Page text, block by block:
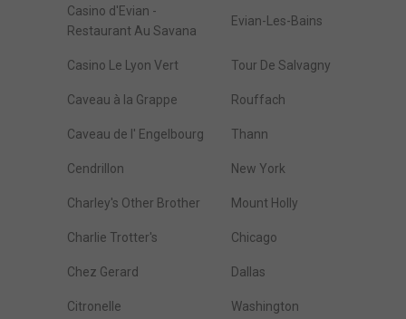
Casino d'Evian -
Restaurant Au Savana
Evian-Les-Bains
Casino Le Lyon Vert Tour De Salvagny
Caveau à la Grappe Rouffach
Caveau de l' Engelbourg Thann
Cendrillon New York
Charley's Other Brother Mount Holly
Charlie Trotter's Chicago
Chez Gerard Dallas
Citronelle Washington